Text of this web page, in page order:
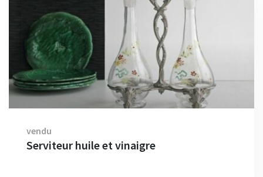
vendu
Serviteur huile et vinaigre